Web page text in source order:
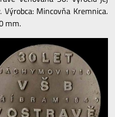
Mincovňa Kremnica.
mm.